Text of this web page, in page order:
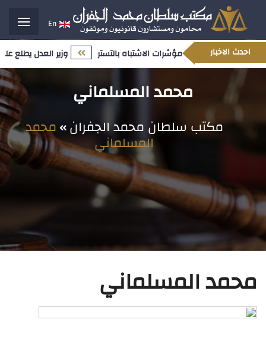
En
احدث الاخبار وزير العدل يطلع
محمد المسلماني
مكتب سلطان محمد الجفران محمد
المسلماني
محمد المسلماني